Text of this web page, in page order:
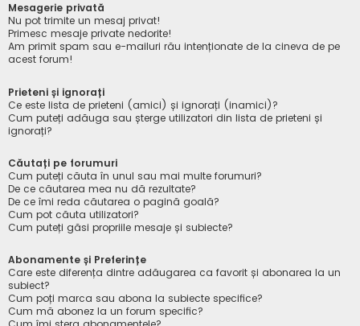
Mesagerie privată
Nu pot trimite un mesaj privat!
Primesc mesaje private nedorite!
Am primit spam sau e-mailuri rău intenționate de la cineva de pe
acest forum!
Prieteni și ignorați
Ce este lista de prieteni (amici) și ignorați (inamici)?
Cum puteți adăuga sau șterge utilizatori din lista de prieteni și
ignorați?
Căutați pe forumuri
Cum puteți căuta în unul sau mai multe forumuri?
De ce căutarea mea nu dă rezultate?
De ce îmi reda căutarea o pagină goală?
Cum pot căuta utilizatori?
Cum puteți găsi propriile mesaje și subiecte?
Abonamente și Preferințe
Care este diferența dintre adăugarea ca favorit și abonarea la un
subiect?
Cum poți marca sau abona la subiecte specifice?
Cum mă abonez la un forum specific?